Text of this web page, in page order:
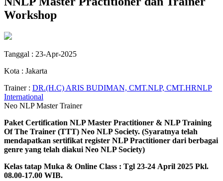
Workshop
Tanggal : 23-Apr-2025
Kota : Jakarta
Trainer : DR.(H.C) ARIS BUDIMAN, CMT.NLP, CMT.HRNLP
International
Neo NLP Master Trainer
Paket Certification NLP Master Practitioner & NLP Training
Of The Trainer (TTT) Neo NLP Society. (Syaratnya telah
mendapatkan sertifikat register NLP Practitioner dari berbagai
genre yang telah diakui Neo NLP Society)
Kelas tatap Muka & Online Class : Tgl 23-24 April 2025 Pkl.
08.00-17.00 WIB.